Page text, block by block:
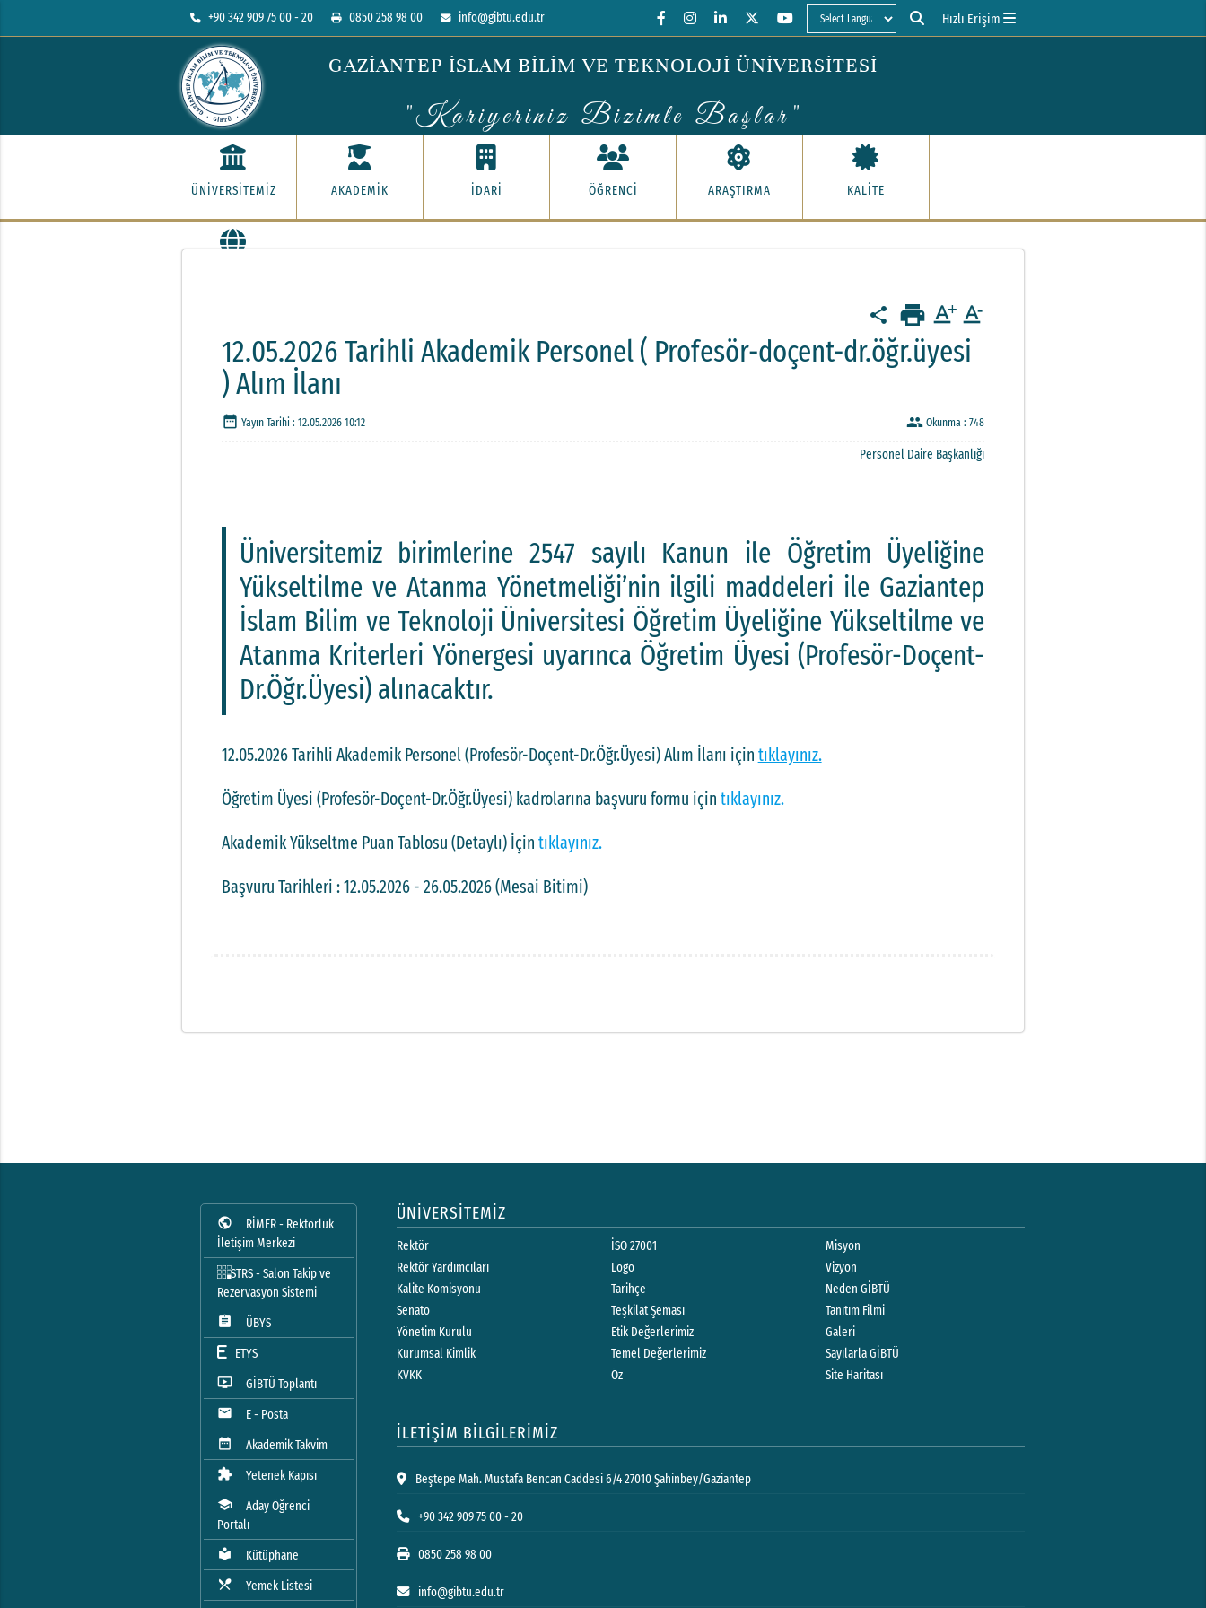
+90 342 909 75 00 - 20 0850 258 98 00 info@gibtu.edu.tr Hızlı Erişim
GAZİANTEP İSLAM BİLİM VE TEKNOLOJİ ÜNİVERSİTESİ
"Kariyeriniz Bizimle Başlar"
ÜNİVERSİTEMİZ AKADEMİK İDARİ ÖĞRENCİ ARAŞTIRMA KALİTE
print text_format text_format
share
12.05.2026 Tarihli Akademik Personel ( Profesör-doçent-dr.öğr.üyesi
) Alım İlanı
date_range Yayın Tarihi : 12.05.2026 10:12 people Okunma :748
Personel Daire Başkanlığı
Üniversitemiz birimlerine 2547 sayılı Kanun ile Öğretim Üyeliğine
Yükseltilme ve Atanma Yönetmeliği’nin ilgili maddeleri ile Gaziantep
İslam Bilim ve Teknoloji Üniversitesi Öğretim Üyeliğine Yükseltilme ve
Atanma Kriterleri Yönergesi uyarınca Öğretim Üyesi (Profesör-Doçent-
Dr.Öğr.Üyesi) alınacaktır.
12.05.2026 Tarihli Akademik Personel (Profesör-Doçent-Dr.Öğr.Üyesi) Alım İlanı için tıklayınız.
Öğretim Üyesi (Profesör-Doçent-Dr.Öğr.Üyesi) kadrolarına başvuru formu için tıklayınız.
Akademik Yükseltme Puan Tablosu (Detaylı) İçin tıklayınız.
Başvuru Tarihleri : 12.05.2026 - 26.05.2026 (Mesai Bitimi)
public
RİMER - Rektörlük
İletişim Merkezi
STRS - Salon Takip ve
Rezervasyon Sistemi
assignment
ÜBYS
ETYS
ondemand_video
GİBTÜ Toplantı
mail
E - Posta
date_range
Akademik Takvim
extension
Yetenek Kapısı
school
Aday Öğrenci
Portalı
local_library
Kütüphane
local_dining
Yemek Listesi
ÜNİVERSİTEMİZ
Rektör
Rektör Yardımcıları
Kalite Komisyonu
Senato
Yönetim Kurulu
Kurumsal Kimlik
KVKK
İSO 27001
Logo
Tarihçe
Teşkilat Şeması
Etik Değerlerimiz
Temel Değerlerimiz
Öz
Misyon
Vizyon
Neden GİBTÜ
Tanıtım Filmi
Galeri
Sayılarla GİBTÜ
Site Haritası
İLETİŞİM BİLGİLERİMİZ
Beştepe Mah. Mustafa Bencan Caddesi 6/4 27010 Şahinbey/Gaziantep
+90 342 909 75 00 - 20
0850 258 98 00
info@gibtu.edu.tr